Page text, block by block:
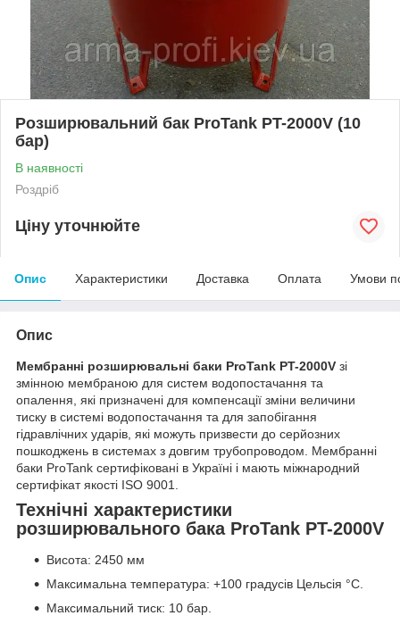
Розширювальний бак ProTank PT-2000V (10
бар)
В наявності
Роздріб
Ціну уточнюйте
Опис Характеристики Доставка Оплата Умови
Опис
Мембранні розширювальні баки ProTank PT-2000V зі
змінною мембраною для систем водопостачання та
опалення, які призначені для компенсації зміни величини
тиску в системі водопостачання та для запобігання
гідравлічних ударів, які можуть призвести до серйозних
пошкоджень в системах з довгим трубопроводом. Мембранні
баки ProTank сертифіковані в Україні і мають міжнародний
сертифікат якості ISO 9001.
Технічні характеристики
розширювального бака ProTank PT-2000V
Висота: 2450 мм
Максимальна температура: +100 градусів Цельсія °С.
Максимальний тиск: 10 бар.